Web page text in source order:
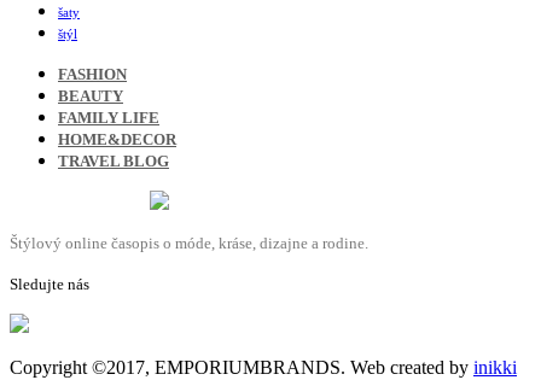
šaty
štýl
FASHION
BEAUTY
FAMILY LIFE
HOME&DECOR
TRAVEL BLOG
Štýlový online časopis o móde, kráse, dizajne a rodine.
Sledujte nás
Copyright ©2017, EMPORIUMBRANDS. Web created by inikki